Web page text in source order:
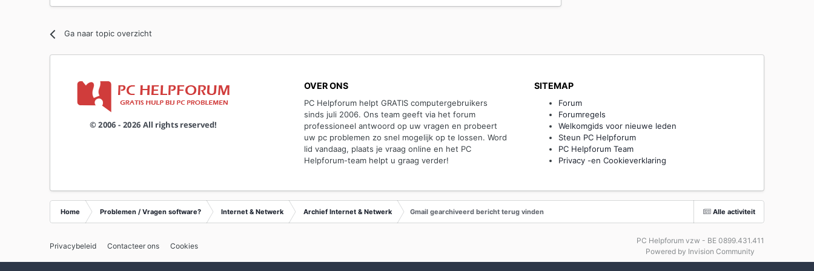
Ga naar topic overzicht
OVER ONS
PC Helpforum helpt GRATIS computergebruikers
sinds juli 2006. Ons team geeft via het forum
professioneel antwoord op uw vragen en probeert
uw pc problemen zo snel mogelijk op te lossen. Word
lid vandaag, plaats je vraag online en het PC
Helpforum-team helpt u graag verder!
SITEMAP
Forum
Forumregels
Welkomgids voor nieuwe leden
Steun PC Helpforum
PC Helpforum Team
Privacy -en Cookieverklaring
Alle activiteit
Home Problemen / Vragen software? Internet & Netwerk Archief Internet & Netwerk Gmail gearchiveerd bericht terug vinden
Privacybeleid Contacteer ons Cookies
PC Helpforum vzw - BE 0899.431.411
Powered by Invision Community